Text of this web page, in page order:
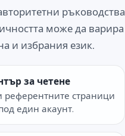
ръководства
може да варира
и избрания език.
за четене
референтните страници
един акаунт.